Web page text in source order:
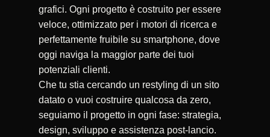
grafici. Ogni progetto è costruito per essere
veloce, ottimizzato per i motori di ricerca e
perfettamente fruibile su smartphone, dove
oggi naviga la maggior parte dei tuoi
potenziali clienti.
Che tu stia cercando un restyling di un sito
datato o vuoi costruire qualcosa da zero,
seguiamo il progetto in ogni fase: strategia,
design, sviluppo e assistenza post-lancio.